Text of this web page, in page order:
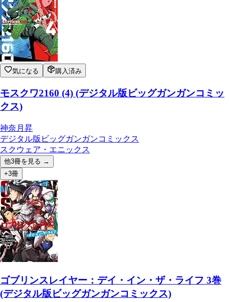
気になる 購入済み
モスクワ2160 (4) (デジタル版ビッグガンガンコミッ
クス)
神奈月昇
デジタル版ビッグガンガンコミックス
スクウェア・エニックス
他3冊を見る →
+3冊
ゴブリンスレイヤー：デイ・イン・ザ・ライフ 3巻
(デジタル版ビッグガンガンコミックス)